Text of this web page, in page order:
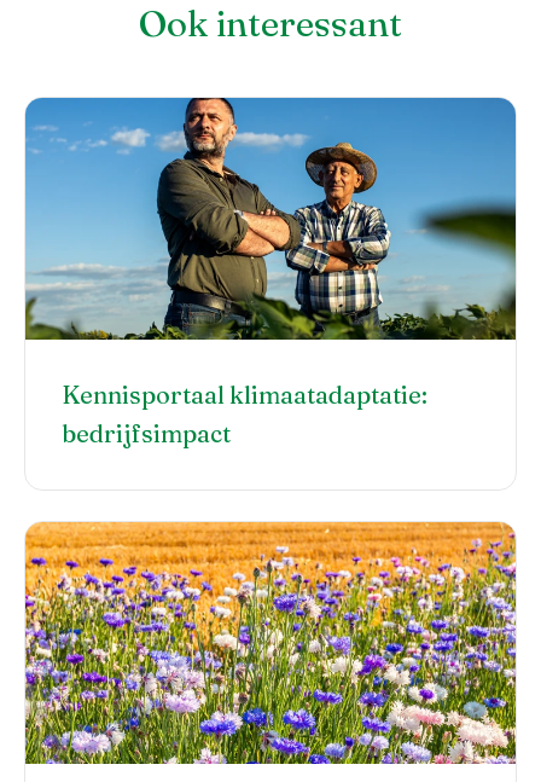
Ook interessant
Kennisportaal klimaatadaptatie:
bedrijfsimpact